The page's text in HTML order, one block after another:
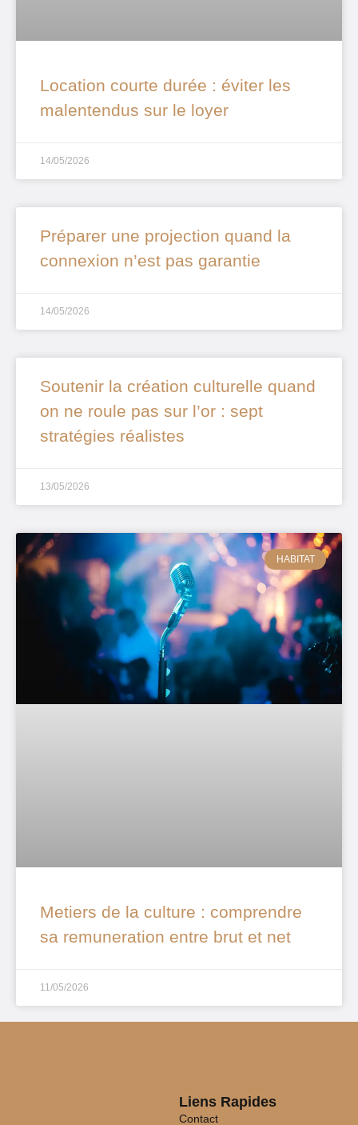
Location courte durée : éviter les
malentendus sur le loyer
14/05/2026
Préparer une projection quand la
connexion n’est pas garantie
14/05/2026
Soutenir la création culturelle quand
on ne roule pas sur l’or : sept
stratégies réalistes
13/05/2026
HABITAT
Metiers de la culture : comprendre
sa remuneration entre brut et net
11/05/2026
Liens Rapides
Contact